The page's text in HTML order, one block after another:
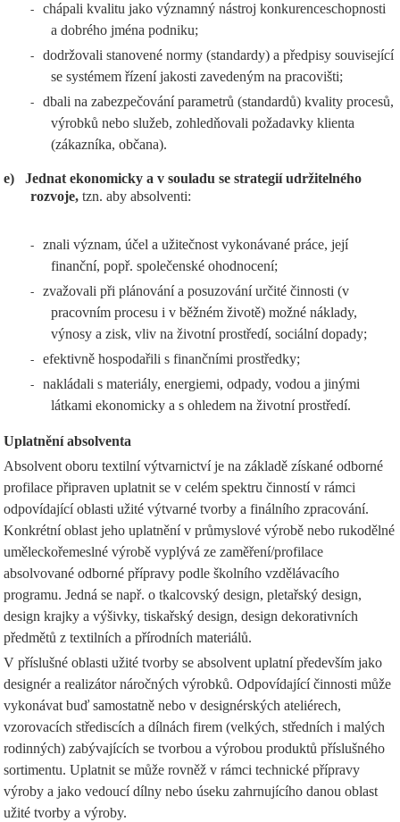
-
chápali kvalitu jako významný nástroj konkurenceschopnosti
a dobrého jména podniku;
-
dodržovali stanovené normy (standardy) a předpisy související
se systémem řízení jakosti zavedeným na pracovišti;
-
dbali na zabezpečování parametrů (standardů) kvality procesů,
výrobků nebo služeb, zohledňovali požadavky klienta
(zákazníka, občana).
e)
Jednat ekonomicky a v souladu se strategií udržitelného
rozvoje, tzn. aby absolventi:
-
znali význam, účel a užitečnost vykonávané práce, její
finanční, popř. společenské ohodnocení;
-
zvažovali při plánování a posuzování určité činnosti (v
pracovním procesu i v běžném životě) možné náklady,
výnosy a zisk, vliv na životní prostředí, sociální dopady;
- efektivně hospodařili s finančními prostředky;
-
nakládali s materiály, energiemi, odpady, vodou a jinými
látkami ekonomicky a s ohledem na životní prostředí.
Uplatnění absolventa
Absolvent oboru textilní výtvarnictví je na základě získané odborné
profilace připraven uplatnit se v celém spektru činností v rámci
odpovídající oblasti užité výtvarné tvorby a finálního zpracování.
Konkrétní oblast jeho uplatnění v průmyslové výrobě nebo rukodělné
uměleckořemeslné výrobě vyplývá ze zaměření/profilace
absolvované odborné přípravy podle školního vzdělávacího
programu. Jedná se např. o tkalcovský design, pletařský design,
design krajky a výšivky, tiskařský design, design dekorativních
předmětů z textilních a přírodních materiálů.
V příslušné oblasti užité tvorby se absolvent uplatní především jako
designér a realizátor náročných výrobků. Odpovídající činnosti může
vykonávat buď samostatně nebo v designérských ateliérech,
vzorovacích střediscích a dílnách firem (velkých, středních i malých
rodinných) zabývajících se tvorbou a výrobou produktů příslušného
sortimentu. Uplatnit se může rovněž v rámci technické přípravy
výroby a jako vedoucí dílny nebo úseku zahrnujícího danou oblast
užité tvorby a výroby.